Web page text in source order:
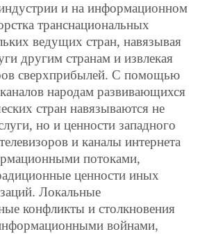
и на информационном
транснациональных
ведущих стран, навязывая
другим странам и извлекая
сверхприбылей. С помощью
народам развивающихся
стран навязываются не
но и ценности западного
и каналы интернета
потоками,
ценности иных
Локальные
конфликты и столкновения
войнами,